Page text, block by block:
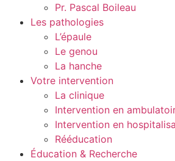
Pr. Pascal Boileau
Les pathologies
L’épaule
Le genou
La hanche
Votre intervention
La clinique
Intervention en
Intervention en
Rééducation
Éducation & Recherche